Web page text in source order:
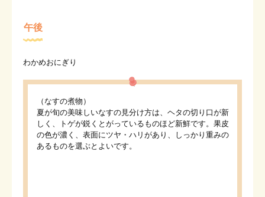
午後
わかめおにぎり
（なすの煮物）
夏が旬の美味しいなすの見分け方は、ヘタの切り口が新
しく、トゲが鋭くとがっているものほど新鮮です。果皮
の色が濃く、表面にツヤ・ハリがあり、しっかり重みの
あるものを選ぶとよいです。